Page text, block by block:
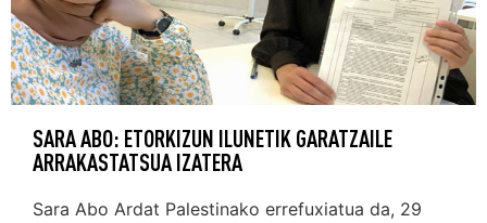
SARA ABO: ETORKIZUN ILUNETIK GARATZAILE
ARRAKASTATSUA IZATERA
Sara Abo Ardat Palestinako errefuxiatua da, 29